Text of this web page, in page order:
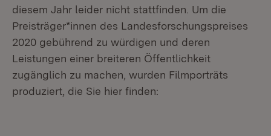
diesem Jahr leider nicht stattfinden. Um die
Preisträger*innen des Landesforschungspreises
2020 gebührend zu würdigen und deren
Leistungen einer breiteren Öffentlichkeit
zugänglich zu machen, wurden Filmporträts
produziert, die Sie hier finden: